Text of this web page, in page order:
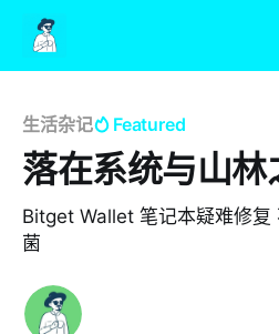
生活杂记 Featured
落在系统与山林
Bitget Wallet 笔记本疑难修复
菌